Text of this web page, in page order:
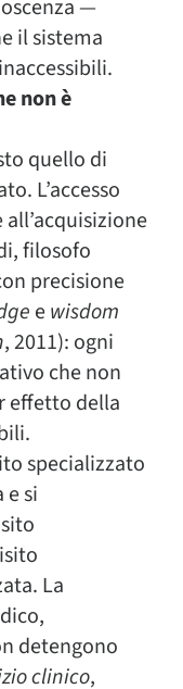
—
il sistema
non è
quello di
L’accesso
filosofo
precisione
ewisdom
, 2011): ogni
che non
effetto della
specializzato
si
La
detengono
clinico,